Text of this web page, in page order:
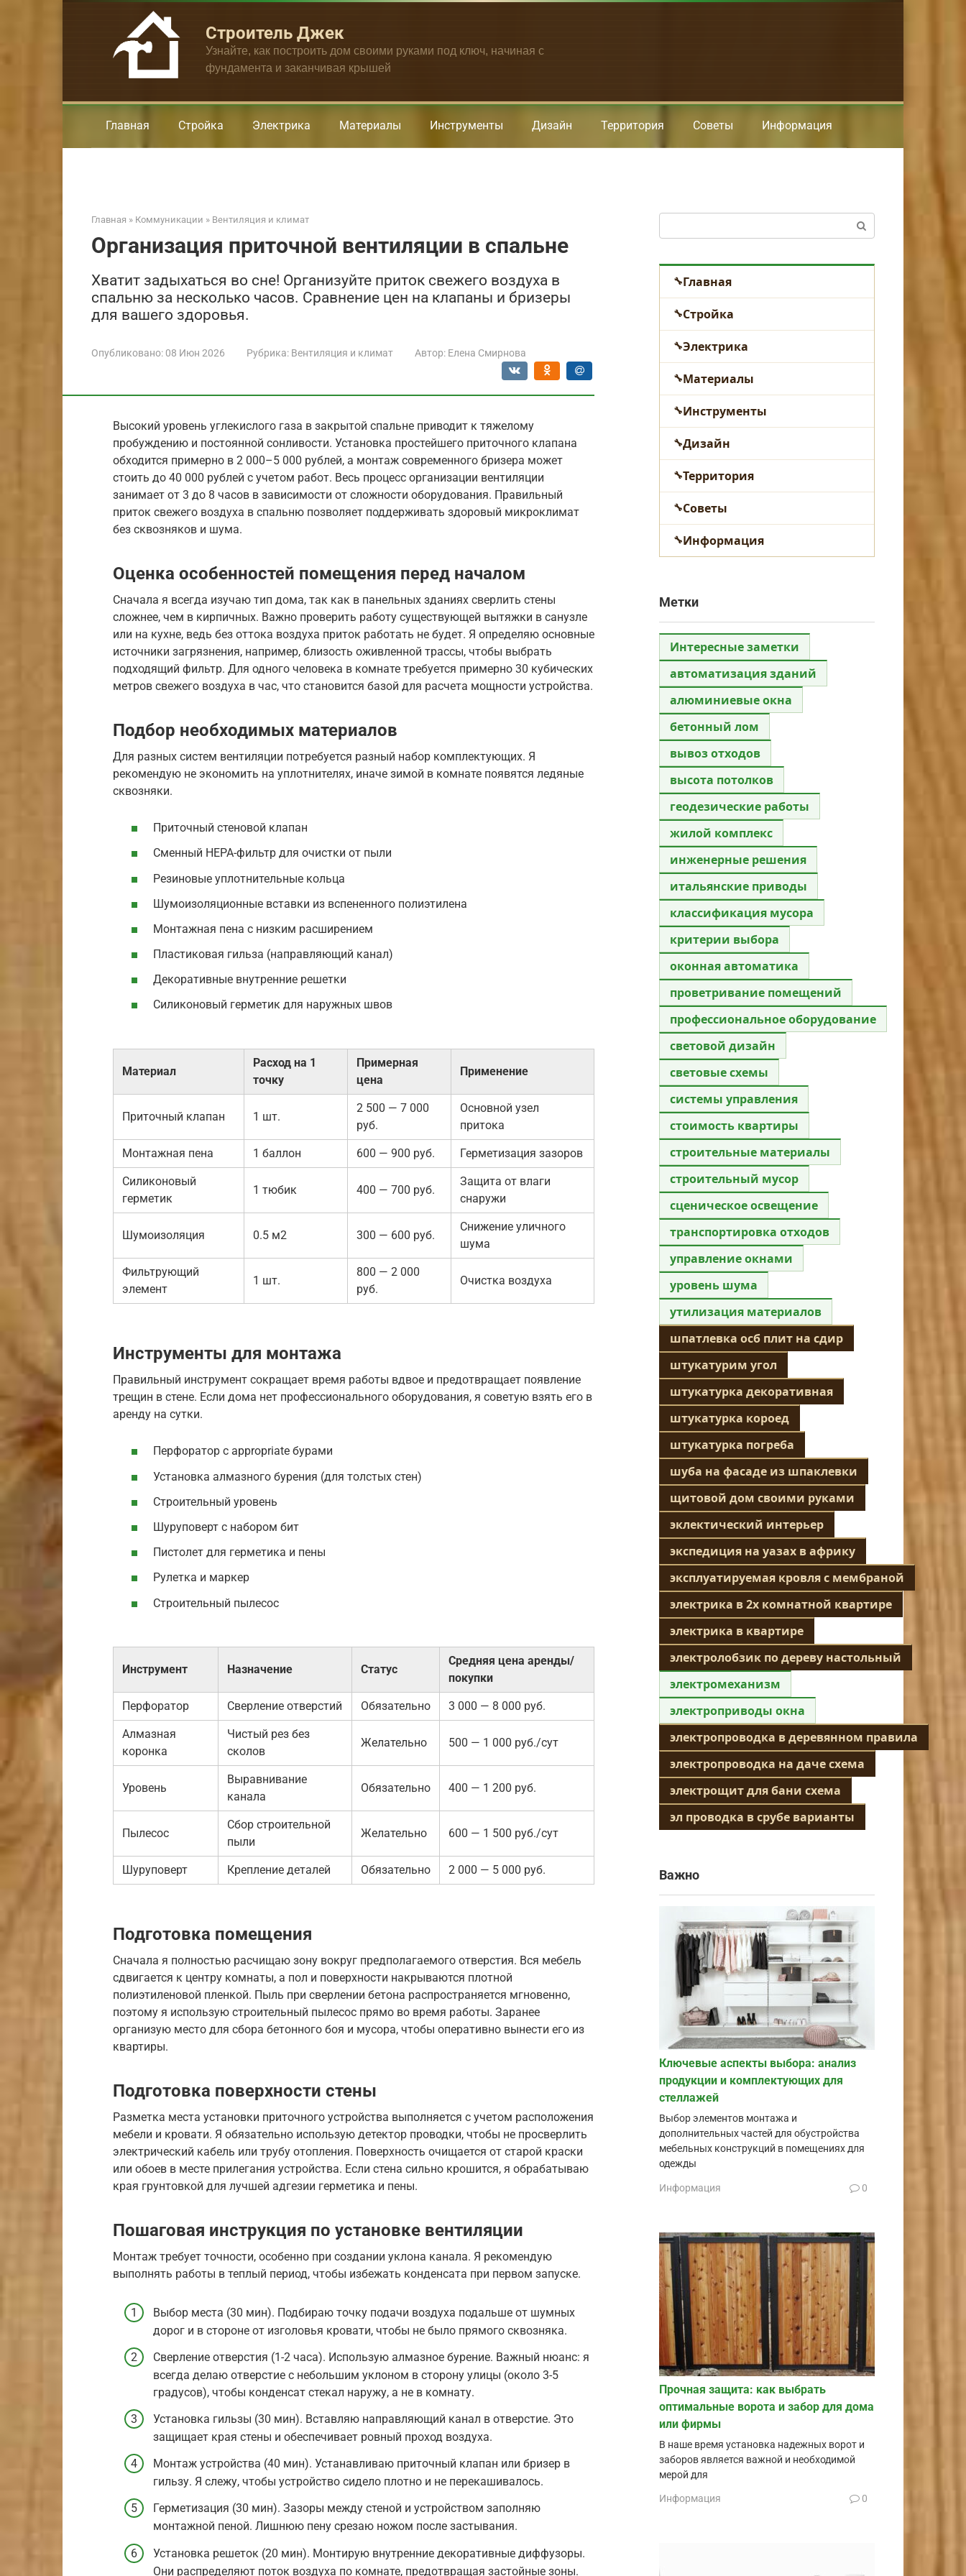
Строитель Джек
Узнайте, как построить дом своими руками под ключ, начиная с
фундамента и заканчивая крышей
Главная Стройка Электрика Материалы Инструменты Дизайн Территория Советы Информация
Главная » Коммуникации » Вентиляция и климат
Организация приточной вентиляции в спальне
Хватит задыхаться во сне! Организуйте приток свежего воздуха в
спальню за несколько часов. Сравнение цен на клапаны и бризеры
для вашего здоровья.
Опубликовано: 08 Июн 2026 Рубрика: Вентиляция и климат Автор: Елена Смирнова
Высокий уровень углекислого газа в закрытой спальне приводит к тяжелому
пробуждению и постоянной сонливости. Установка простейшего приточного клапана
обходится примерно в 2 000–5 000 рублей, а монтаж современного бризера может
стоить до 40 000 рублей с учетом работ. Весь процесс организации вентиляции
занимает от 3 до 8 часов в зависимости от сложности оборудования. Правильный
приток свежего воздуха в спальню позволяет поддерживать здоровый микроклимат
без сквозняков и шума.
Оценка особенностей помещения перед началом
Сначала я всегда изучаю тип дома, так как в панельных зданиях сверлить стены
сложнее, чем в кирпичных. Важно проверить работу существующей вытяжки в санузле
или на кухне, ведь без оттока воздуха приток работать не будет. Я определяю основные
источники загрязнения, например, близость оживленной трассы, чтобы выбрать
подходящий фильтр. Для одного человека в комнате требуется примерно 30 кубических
метров свежего воздуха в час, что становится базой для расчета мощности устройства.
Подбор необходимых материалов
Для разных систем вентиляции потребуется разный набор комплектующих. Я
рекомендую не экономить на уплотнителях, иначе зимой в комнате появятся ледяные
сквозняки.
Приточный стеновой клапан
Сменный HEPA-фильтр для очистки от пыли
Резиновые уплотнительные кольца
Шумоизоляционные вставки из вспененного полиэтилена
Монтажная пена с низким расширением
Пластиковая гильза (направляющий канал)
Декоративные внутренние решетки
Силиконовый герметик для наружных швов
Материал
Расход на 1
точку
Примерная
цена
Применение
Приточный клапан 1 шт.
2 500 — 7 000
руб.
Основной узел
притока
Монтажная пена 1 баллон 600 — 900 руб. Герметизация зазоров
Силиконовый
герметик
1 тюбик 400 — 700 руб.
Защита от влаги
снаружи
Шумоизоляция 0.5 м2 300 — 600 руб.
Снижение уличного
шума
Фильтрующий
элемент
1 шт.
800 — 2 000
руб.
Очистка воздуха
Инструменты для монтажа
Правильный инструмент сокращает время работы вдвое и предотвращает появление
трещин в стене. Если дома нет профессионального оборудования, я советую взять его в
аренду на сутки.
Перфоратор с appropriate бурами
Установка алмазного бурения (для толстых стен)
Строительный уровень
Шуруповерт с набором бит
Пистолет для герметика и пены
Рулетка и маркер
Строительный пылесос
Инструмент Назначение Статус
Средняя цена аренды/
покупки
Перфоратор Сверление отверстий Обязательно 3 000 — 8 000 руб.
Алмазная
коронка
Чистый рез без
сколов
Желательно 500 — 1 000 руб./сут
Уровень
Выравнивание
канала
Обязательно 400 — 1 200 руб.
Пылесос
Сбор строительной
пыли
Желательно 600 — 1 500 руб./сут
Шуруповерт Крепление деталей Обязательно 2 000 — 5 000 руб.
Подготовка помещения
Сначала я полностью расчищаю зону вокруг предполагаемого отверстия. Вся мебель
сдвигается к центру комнаты, а пол и поверхности накрываются плотной
полиэтиленовой пленкой. Пыль при сверлении бетона распространяется мгновенно,
поэтому я использую строительный пылесос прямо во время работы. Заранее
организую место для сбора бетонного боя и мусора, чтобы оперативно вынести его из
квартиры.
Подготовка поверхности стены
Разметка места установки приточного устройства выполняется с учетом расположения
мебели и кровати. Я обязательно использую детектор проводки, чтобы не просверлить
электрический кабель или трубу отопления. Поверхность очищается от старой краски
или обоев в месте прилегания устройства. Если стена сильно крошится, я обрабатываю
края грунтовкой для лучшей адгезии герметика и пены.
Пошаговая инструкция по установке вентиляции
Монтаж требует точности, особенно при создании уклона канала. Я рекомендую
выполнять работы в теплый период, чтобы избежать конденсата при первом запуске.
Выбор места (30 мин). Подбираю точку подачи воздуха подальше от шумных
дорог и в стороне от изголовья кровати, чтобы не было прямого сквозняка.
Сверление отверстия (1-2 часа). Использую алмазное бурение. Важный нюанс: я
всегда делаю отверстие с небольшим уклоном в сторону улицы (около 3-5
градусов), чтобы конденсат стекал наружу, а не в комнату.
Установка гильзы (30 мин). Вставляю направляющий канал в отверстие. Это
защищает края стены и обеспечивает ровный проход воздуха.
Монтаж устройства (40 мин). Устанавливаю приточный клапан или бризер в
гильзу. Я слежу, чтобы устройство сидело плотно и не перекашивалось.
Герметизация (30 мин). Зазоры между стеной и устройством заполняю
монтажной пеной. Лишнюю пену срезаю ножом после застывания.
Установка решеток (20 мин). Монтирую внутренние декоративные диффузоры.
Они распределяют поток воздуха по комнате, предотвращая застойные зоны.
Главная
Стройка
Электрика
Материалы
Инструменты
Дизайн
Территория
Советы
Информация
Метки
Интересные заметки
автоматизация зданий
алюминиевые окна
бетонный лом
вывоз отходов
высота потолков
геодезические работы
жилой комплекс
инженерные решения
итальянские приводы
классификация мусора
критерии выбора
оконная автоматика
проветривание помещений
профессиональное оборудование
световой дизайн
световые схемы
системы управления
стоимость квартиры
строительные материалы
строительный мусор
сценическое освещение
транспортировка отходов
управление окнами
уровень шума
утилизация материалов
шпатлевка осб плит на сдир
штукатурим угол
штукатурка декоративная
штукатурка короед
штукатурка погреба
шуба на фасаде из шпаклевки
щитовой дом своими руками
эклектический интерьер
экспедиция на уазах в африку
эксплуатируемая кровля с мембраной
электрика в 2х комнатной квартире
электрика в квартире
электролобзик по дереву настольный
электромеханизм
электроприводы окна
электропроводка в деревянном правила
электропроводка на даче схема
электрощит для бани схема
эл проводка в срубе варианты
Важно
Ключевые аспекты выбора: анализ
продукции и комплектующих для
стеллажей
Выбор элементов монтажа и
дополнительных частей для обустройства
мебельных конструкций в помещениях для
одежды
Информация 0
Прочная защита: как выбрать
оптимальные ворота и забор для дома
или фирмы
В наше время установка надежных ворот и
заборов является важной и необходимой
мерой для
Информация 0